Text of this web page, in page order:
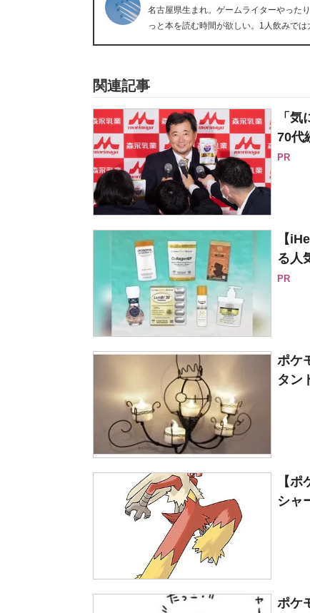
名古屋県生まれ。ゲームライターやった
っと本を読む時間が欲しい。1人飲みで
関連記事
「
70代
PR
【
る人
PR
ポケ
タン
【
シャ
ポケ